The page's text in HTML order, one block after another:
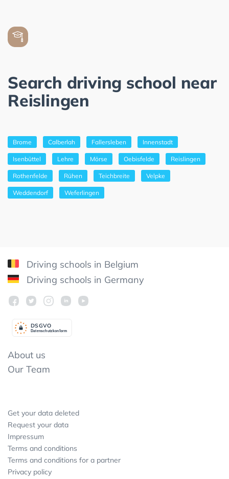
Search driving school near
Reislingen
Brome Calberlah Fallersleben Innenstadt
Isenbüttel Lehre Mörse Oebisfelde Reislingen
Rothenfelde Rühen Teichbreite Velpke
Weddendorf Weferlingen
Driving schools in Belgium
Driving schools in Germany
Datenschutzkonform
DSGVO
About us
Our Team
Get your data deleted
Request your data
Impressum
Terms and conditions
Terms and conditions for a partner
Privacy policy